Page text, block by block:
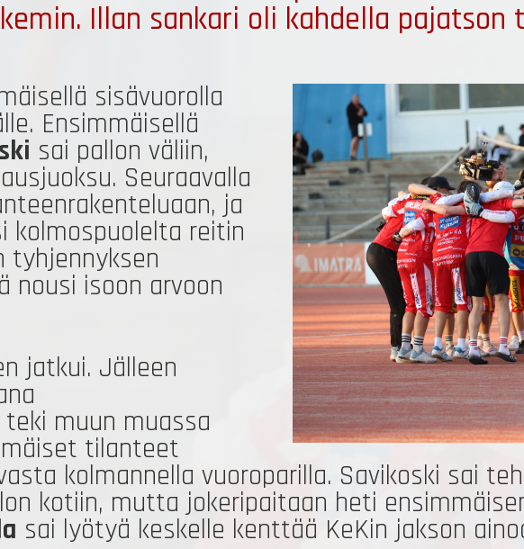
Illan sankari oli kahdella pajatson
sisävuorolla
Ensimmäisellä
sai pallon väliin,
Seuraavalla
ja
kolmospuolelta reitin
tyhjennyksen
nousi isoon arvoon
jatkui. Jälleen
teki muun muassa
tilanteet
kolmannella vuoroparilla. Savikoski sai
kotiin, mutta jokeripaitaan heti
sai lyötyä keskelle kenttää KeKin jakson